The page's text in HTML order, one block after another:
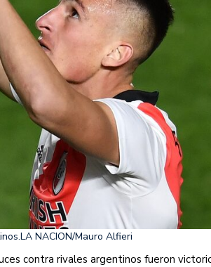
LA NACION/Mauro Alfieri
contra rivales argentinos fueron